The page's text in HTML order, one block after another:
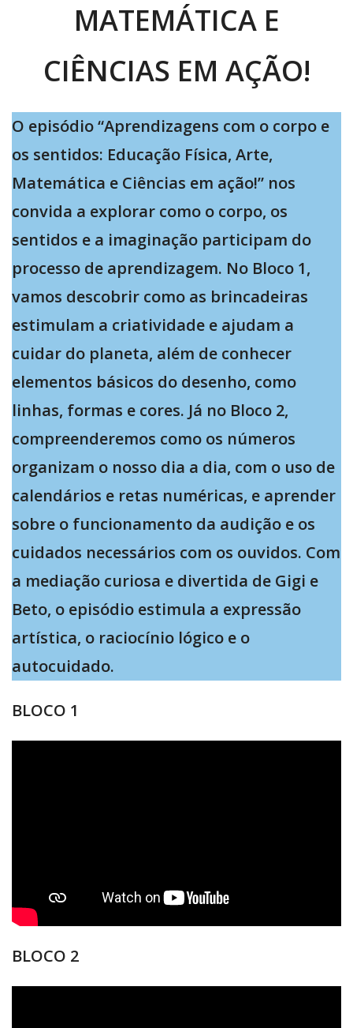
MATEMÁTICA E
CIÊNCIAS EM AÇÃO!
O episódio “Aprendizagens com o corpo e
os sentidos: Educação Física, Arte,
Matemática e Ciências em ação!” nos
convida a explorar como o corpo, os
sentidos e a imaginação participam do
processo de aprendizagem. No Bloco 1,
vamos descobrir como as brincadeiras
estimulam a criatividade e ajudam a
cuidar do planeta, além de conhecer
elementos básicos do desenho, como
linhas, formas e cores. Já no Bloco 2,
compreenderemos como os números
organizam o nosso dia a dia, com o uso de
calendários e retas numéricas, e aprender
sobre o funcionamento da audição e os
cuidados necessários com os ouvidos. Com
a mediação curiosa e divertida de Gigi e
Beto, o episódio estimula a expressão
artística, o raciocínio lógico e o
autocuidado.
BLOCO 1
BLOCO 2